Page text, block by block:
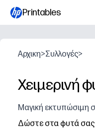
Printables
Αρχικη>Συλλογές>
Χειμερινή
Μαγική εκτυπώσιμη
Δώστε στα φυτά σας